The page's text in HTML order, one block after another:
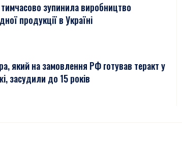
зупинила виробництво
продукції в Україні
який на замовлення РФ готував теракт у
засудили до 15 років